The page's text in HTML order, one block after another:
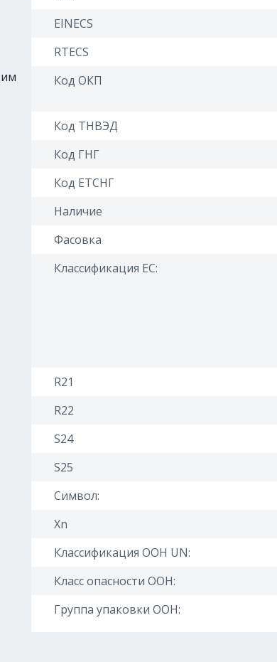
EINECS
RTECS
Код ОКП
Код ТНВЭД
Код ГНГ
Код ЕТСНГ
Наличие
Фасовка
Классификация ЕС:
R21
R22
S24
S25
Символ:
Xn
Классификация ООН UN:
Класс опасности ООН:
Группа упаковки ООН: